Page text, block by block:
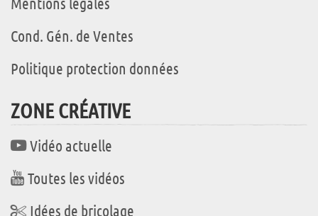
Cond. Gén. de Ventes
Politique protection données
ZONE CRÉATIVE
Vidéo actuelle
Toutes les vidéos
Idées de bricolage